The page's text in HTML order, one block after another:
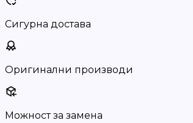
Сигурна достава
Оригинални производи
Можност за замена